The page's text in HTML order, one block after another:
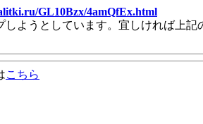
GL10Bzx/4amQfEx.html
しようとしています。宜しければ上
こちら